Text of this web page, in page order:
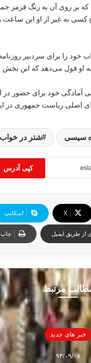
بر روی آن به رنگ قرمز جمله
به غیر از او این ساعت
خود را برای سردبیر
او قول می‌دهد که این
آمادگی خود برای حضور
اصلی ریاست جمهوری در
سیسی شتر در خواب
کپی آدرس
X اسکایپ
از طریق ایمیل چاپ
مرتبط
خبر های جدید
۹۳/۰۹/۰۸